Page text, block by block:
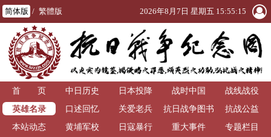
简体版 / 繁體版 2026年8月7日 星期五 15:55:16
首 页 中日历史 日本投降 战时中国
战线战役
英雄名录
口述回忆 关爱老兵
抗日战争图书
馆
抗战公益
本站动态
黄埔军校 日寇暴行 重大事件
专题栏目